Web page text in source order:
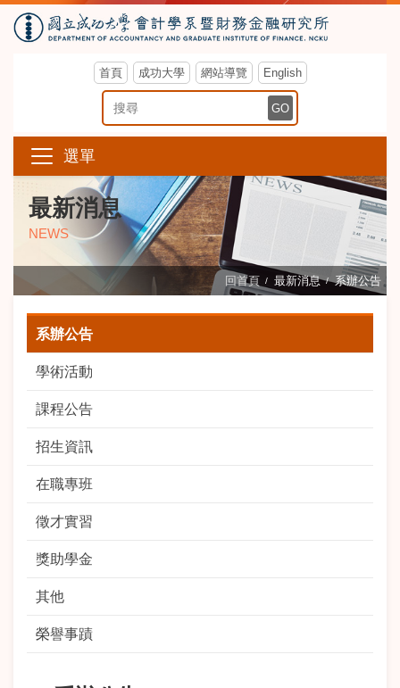
首頁 成功大學 網站導覽 English
搜尋關鍵字 GO
選單
最新消息
NEWS
回首頁 最新消息 系辦公告
系辦公告
學術活動
課程公告
招生資訊
在職專班
徵才實習
獎助學金
其他
榮譽事蹟